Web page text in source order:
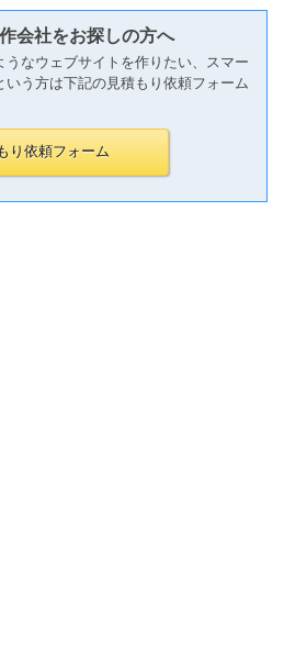
会社をお探しの方へ
なウェブサイトを作りたい、スマー
いう方は下記の見積もり依頼フォーム